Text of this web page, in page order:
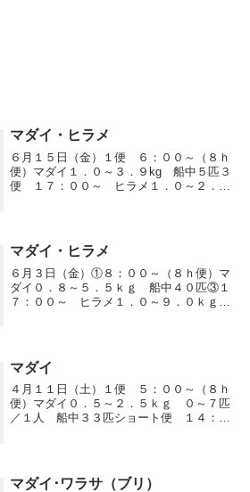
マダイ・ヒラメ
６月１５日（金）１便 ６：００～（８ｈ
便）マダイ１．０～３．９kg 船中５匹３
便 １７：００～ ヒラメ１．０～２．０
マダイ・ヒラメ
６月３日（金）①８：００～（８ｈ便）マ
ダイ０．８～５．５ｋｇ 船中４０匹③１
７：００～ ヒラメ１．０～９．０ｋｇ
マダイ
４月１１日（土）１便 ５：００～（８ｈ
便）マダイ０．５～２．５ｋｇ ０～７匹
／１人 船中３３匹ショート便 １４：０
マダイ･ワラサ（ブリ）